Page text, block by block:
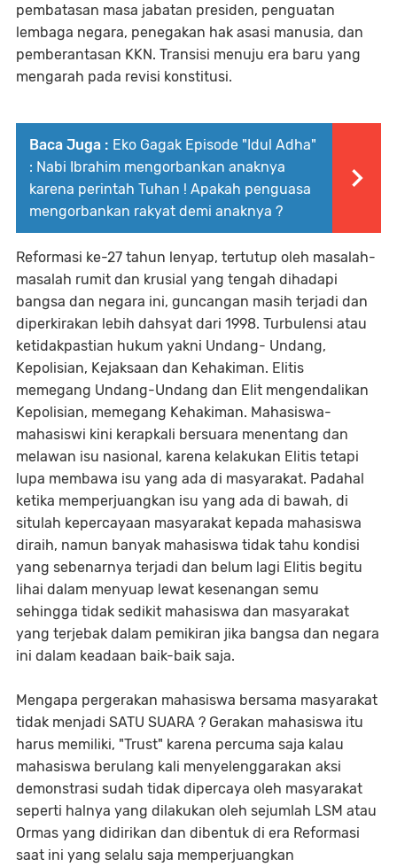
pembatasan masa jabatan presiden, penguatan
lembaga negara, penegakan hak asasi manusia, dan
pemberantasan KKN. Transisi menuju era baru yang
mengarah pada revisi konstitusi.
Baca Juga : Eko Gagak Episode "Idul Adha"
: Nabi Ibrahim mengorbankan anaknya
karena perintah Tuhan ! Apakah penguasa
mengorbankan rakyat demi anaknya ?
Reformasi ke-27 tahun lenyap, tertutup oleh masalah-
masalah rumit dan krusial yang tengah dihadapi
bangsa dan negara ini, guncangan masih terjadi dan
diperkirakan lebih dahsyat dari 1998. Turbulensi atau
ketidakpastian hukum yakni Undang- Undang,
Kepolisian, Kejaksaan dan Kehakiman. Elitis
memegang Undang-Undang dan Elit mengendalikan
Kepolisian, memegang Kehakiman. Mahasiswa-
mahasiswi kini kerapkali bersuara menentang dan
melawan isu nasional, karena kelakukan Elitis tetapi
lupa membawa isu yang ada di masyarakat. Padahal
ketika memperjuangkan isu yang ada di bawah, di
situlah kepercayaan masyarakat kepada mahasiswa
diraih, namun banyak mahasiswa tidak tahu kondisi
yang sebenarnya terjadi dan belum lagi Elitis begitu
lihai dalam menyuap lewat kesenangan semu
sehingga tidak sedikit mahasiswa dan masyarakat
yang terjebak dalam pemikiran jika bangsa dan negara
ini dalam keadaan baik-baik saja.
Mengapa pergerakan mahasiswa bersama masyarakat
tidak menjadi SATU SUARA ? Gerakan mahasiswa itu
harus memiliki, "Trust" karena percuma saja kalau
mahasiswa berulang kali menyelenggarakan aksi
demonstrasi sudah tidak dipercaya oleh masyarakat
seperti halnya yang dilakukan oleh sejumlah LSM atau
Ormas yang didirikan dan dibentuk di era Reformasi
saat ini yang selalu saja memperjuangkan